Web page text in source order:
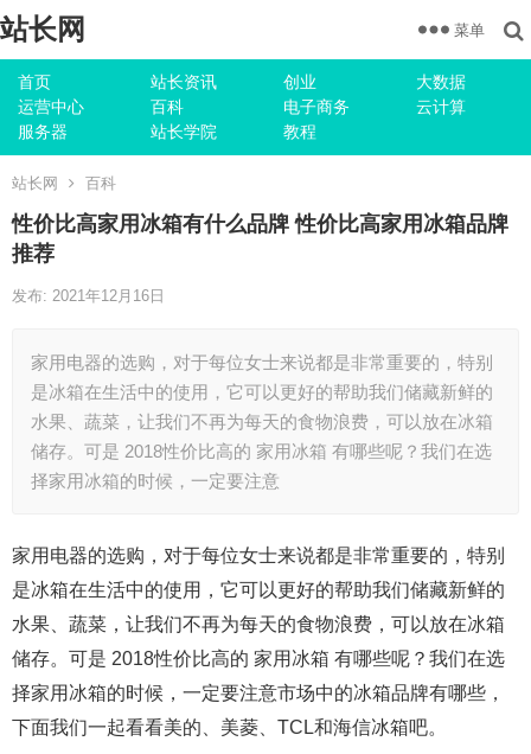
站长网
首页 站长资讯 创业
大数据
运营中心
百科 电子商务
云计算
服务器
站长学院 教程
菜单
站长网 百科
性价比高家用冰箱有什么品牌 性价比高家用冰箱品牌
推荐
发布: 2021年12月16日
家用电器的选购，对于每位女士来说都是非常重要的，特别
是冰箱在生活中的使用，它可以更好的帮助我们储藏新鲜的
水果、蔬菜，让我们不再为每天的食物浪费，可以放在冰箱
储存。可是 2018性价比高的 家用冰箱 有哪些呢？我们在选
择家用冰箱的时候，一定要注意
家用电器的选购，对于每位女士来说都是非常重要的，特别
是冰箱在生活中的使用，它可以更好的帮助我们储藏新鲜的
水果、蔬菜，让我们不再为每天的食物浪费，可以放在冰箱
储存。可是 2018性价比高的 家用冰箱 有哪些呢？我们在选
择家用冰箱的时候，一定要注意市场中的冰箱品牌有哪些，
下面我们一起看看美的、美菱、TCL和海信冰箱吧。